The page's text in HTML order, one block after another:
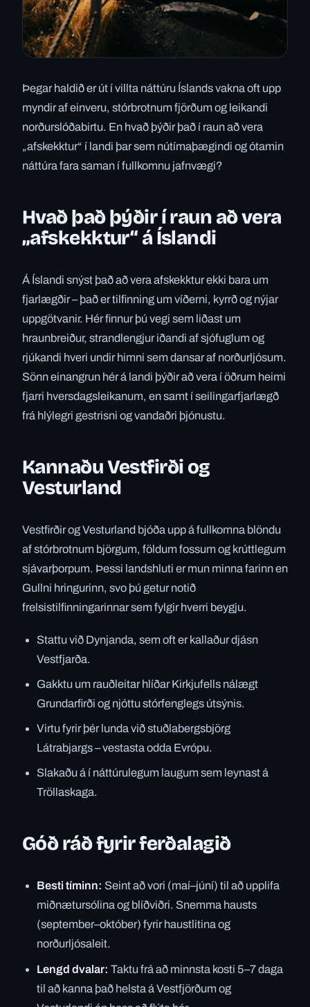
Þegar haldið er út í villta náttúru Íslands vakna oft upp
myndir af einveru, stórbrotnum fjörðum og leikandi
norðurslóðabirtu. En hvað þýðir það í raun að vera
„afskekktur“ í landi þar sem nútímaþægindi og ótamin
náttúra fara saman í fullkomnu jafnvægi?
Hvað það þýðir í raun að vera
„afskekktur“ á Íslandi
Á Íslandi snýst það að vera afskekktur ekki bara um
fjarlægðir – það er tilfinning um víðerni, kyrrð og nýjar
uppgötvanir. Hér finnur þú vegi sem liðast um
hraunbreiður, strandlengjur iðandi af sjófuglum og
rjúkandi hveri undir himni sem dansar af norðurljósum.
Sönn einangrun hér á landi þýðir að vera í öðrum heimi
fjarri hversdagsleikanum, en samt í seilingarfjarlægð
frá hlýlegri gestrisni og vandaðri þjónustu.
Kannaðu Vestfirði og
Vesturland
Vestfirðir og Vesturland bjóða upp á fullkomna blöndu
af stórbrotnum björgum, földum fossum og krúttlegum
sjávarþorpum. Þessi landshluti er mun minna farinn en
Gullni hringurinn, svo þú getur notið
frelsistilfinningarinnar sem fylgir hverri beygju.
Stattu við Dynjanda, sem oft er kallaður djásn
Vestfjarða.
Gakktu um rauðleitar hlíðar Kirkjufells nálægt
Grundarfirði og njóttu stórfenglegs útsýnis.
Virtu fyrir þér lunda við stuðlabergsbjörg
Látrabjargs – vestasta odda Evrópu.
Slakaðu á í náttúrulegum laugum sem leynast á
Tröllaskaga.
Góð ráð fyrir ferðalagið
Besti tíminn: Seint að vori (maí–júní) til að upplifa
miðnætursólina og blíðviðri. Snemma hausts
(september–október) fyrir haustlitina og
norðurljósaleit.
Lengd dvalar: Taktu frá að minnsta kosti 5–7 daga
til að kanna það helsta á Vestfjörðum og